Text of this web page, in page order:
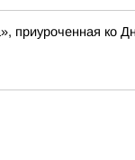
приуроченная ко